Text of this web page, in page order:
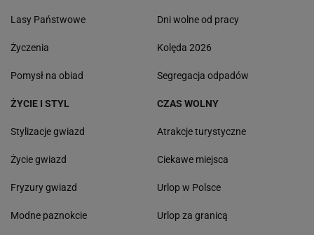
Lasy Państwowe
Życzenia
Pomysł na obiad
Dni wolne od pracy
Kolęda 2026
Segregacja odpadów
ŻYCIE I STYL
Stylizacje gwiazd
Życie gwiazd
Fryzury gwiazd
Modne paznokcie
CZAS WOLNY
Atrakcje turystyczne
Ciekawe miejsca
Urlop w Polsce
Urlop za granicą